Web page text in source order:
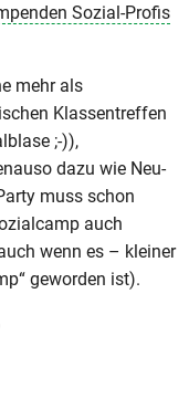
Sozial-Profis
mehr als
Klassentreffen
;-)),
dazu wie Neu-
muss schon
auch
wenn es – kleiner
geworden ist).